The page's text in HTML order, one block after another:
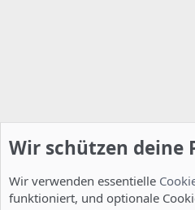
Wir schützen deine
Wir verwenden essentielle
funktioniert, und optionale